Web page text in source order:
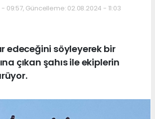
09:57, Güncelleme: 02.08.2024 - 11:03
edeceğini söyleyerek bir
çıkan şahıs ile ekiplerin